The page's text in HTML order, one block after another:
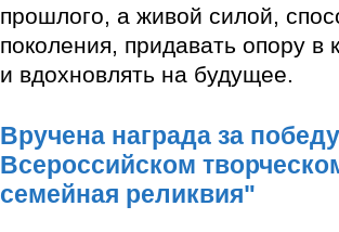
прошлого, а живой силой,
поколения, придавать опору в
и вдохновлять на будущее.
Вручена награда за
Всероссийском
семейная реликвия"